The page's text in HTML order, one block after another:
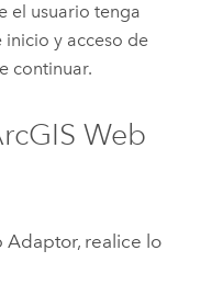
el usuario tenga
y acceso de
continuar.
Web
Adaptor, realice lo